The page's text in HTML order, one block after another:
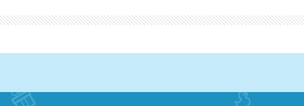
възстановява!